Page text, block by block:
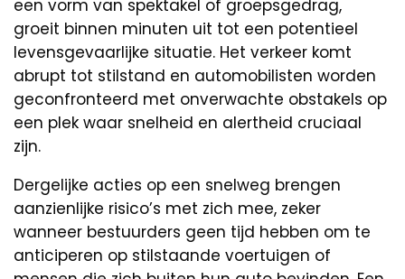
een vorm van spektakel of groepsgedrag,
groeit binnen minuten uit tot een potentieel
levensgevaarlijke situatie. Het verkeer komt
abrupt tot stilstand en automobilisten worden
geconfronteerd met onverwachte obstakels op
een plek waar snelheid en alertheid cruciaal
zijn.
Dergelijke acties op een snelweg brengen
aanzienlijke risico’s met zich mee, zeker
wanneer bestuurders geen tijd hebben om te
anticiperen op stilstaande voertuigen of